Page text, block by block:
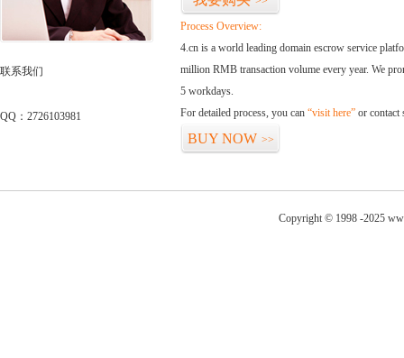
联系我们
QQ：2726103981
Process Overview:
4.cn is a world leading domain escrow service
million RMB transaction volume every year. We
5 workdays.
For detailed process, you can “visit here” or contact
BUY NOW >>
Copyright © 1998 -2025